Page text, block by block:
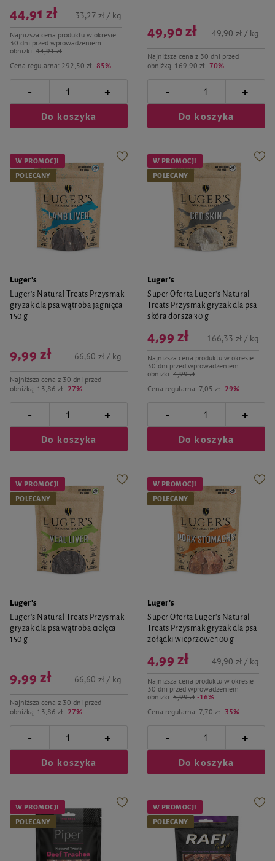
Cena regularna: 292,50 zł -85%
44,91 zł
Najniższa cena produktu w okresie
30 dni przed wprowadzeniem
obniżki: 44,91 zł
33,27 zł / kg
- +
Do koszyka
Najniższa cena z 30 dni przed
obniżką 169,90 zł -70%
49,90 zł 49,90 zł / kg
- +
Do koszyka
W PROMOCJI
POLECANY
Luger's
Luger's Natural Treats Przysmak
gryzak dla psa wątroba jagnięca
150 g
Najniższa cena z 30 dni przed
obniżką 13,86 zł -27%
9,99 zł 66,60 zł / kg
- +
Do koszyka
W PROMOCJI
POLECANY
Luger's
Super Oferta Luger's Natural
Treats Przysmak gryzak dla psa
skóra dorsza 30 g
Cena regularna: 7,05 zł -29%
4,99 zł
Najniższa cena produktu w okresie
30 dni przed wprowadzeniem
obniżki: 4,99 zł
166,33 zł / kg
- +
Do koszyka
W PROMOCJI
POLECANY
Luger's
Luger's Natural Treats Przysmak
gryzak dla psa wątroba cielęca
150 g
Najniższa cena z 30 dni przed
obniżką 13,86 zł -27%
9,99 zł 66,60 zł / kg
- +
Do koszyka
W PROMOCJI
POLECANY
Luger's
Super Oferta Luger's Natural
Treats Przysmak gryzak dla psa
żołądki wieprzowe 100 g
Cena regularna: 7,70 zł -35%
4,99 zł
Najniższa cena produktu w okresie
30 dni przed wprowadzeniem
obniżki: 5,99 zł -16%
49,90 zł / kg
- +
Do koszyka
W PROMOCJI
POLECANY
W PROMOCJI
POLECANY